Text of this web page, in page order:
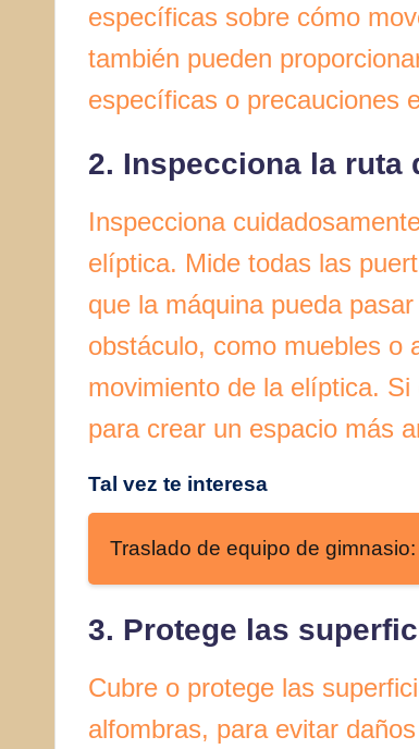
específicas sobre cómo
también pueden
específicas o precauciones
2. Inspecciona la ruta
Inspecciona
elíptica. Mide todas las
que la máquina pueda
obstáculo, como muebles o
movimiento de la elíptica.
para crear un espacio más
Tal vez te interesa
Traslado de equipo de
3. Protege las
Cubre o protege las
alfombras, para evitar